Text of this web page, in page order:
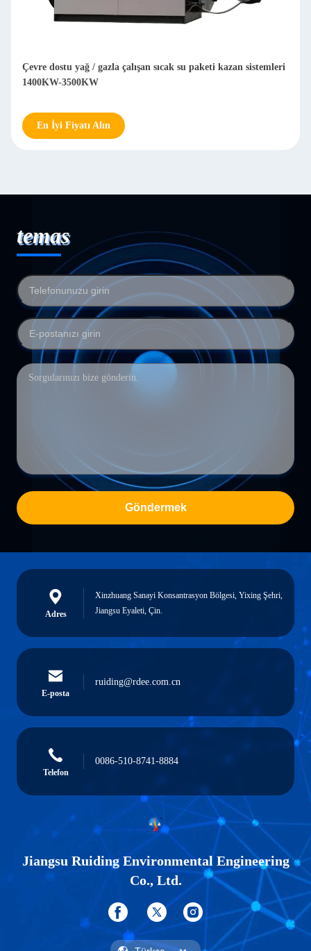
ASME Elektrikli Isı İletken Yağ Paket Kazan Enerji Tasarrufu
En İyi Fiyatı Alın
temas
Göndermek
Adres
Xinzhuang Sanayi Konsantrasyon Bölgesi, Yixing Şehri,
Jiangsu Eyaleti, Çin.
E-posta
ruiding@rdee.com.cn
Telefon
0086-510-8741-8884
Jiangsu Ruiding Environmental Engineering
Co., Ltd.